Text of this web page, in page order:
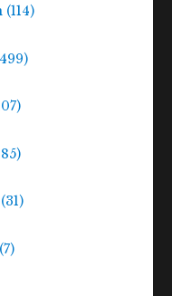
(114)
499)
)
)
(31)
(7)